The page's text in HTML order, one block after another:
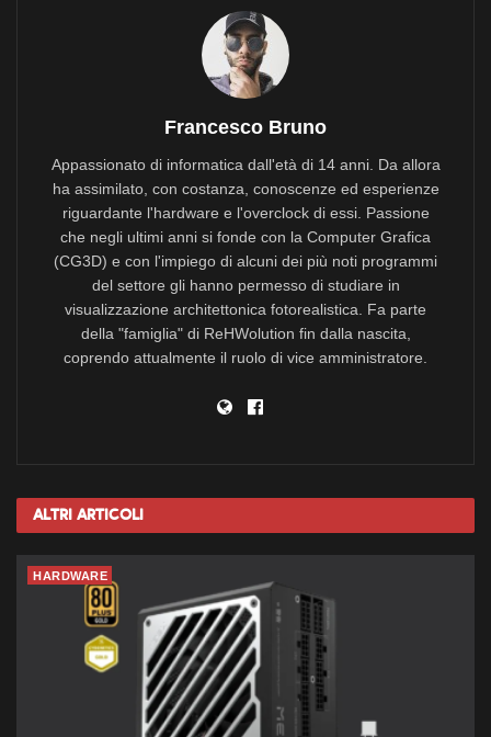
Francesco Bruno
Appassionato di informatica dall'età di 14 anni. Da allora
ha assimilato, con costanza, conoscenze ed esperienze
riguardante l'hardware e l'overclock di essi. Passione
che negli ultimi anni si fonde con la Computer Grafica
(CG3D) e con l'impiego di alcuni dei più noti programmi
del settore gli hanno permesso di studiare in
visualizzazione architettonica fotorealistica. Fa parte
della "famiglia" di ReHWolution fin dalla nascita,
coprendo attualmente il ruolo di vice amministratore.
Altri Articoli
HARDWARE